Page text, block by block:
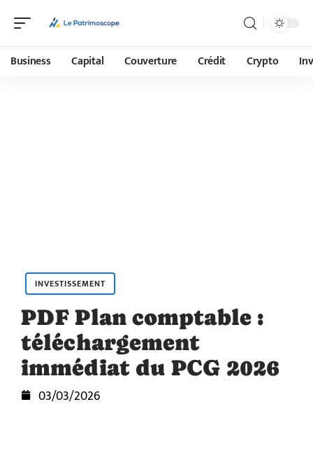
Business Capital Couverture Crédit Crypto
INVESTISSEMENT
PDF Plan comptable :
téléchargement
immédiat du PCG 2026
03/03/2026